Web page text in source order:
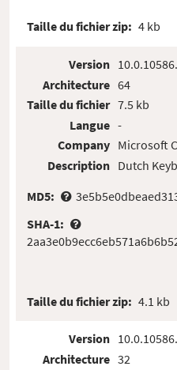
Taille du fichier zip: 4 kb
Version
Architecture
Taille du fichier
Langue
Company
Description
64
7.5 kb
-
Microsoft
Dutch
MD5:
SHA-1:
Taille du fichier zip: 4.1 kb
Version
Architecture 32